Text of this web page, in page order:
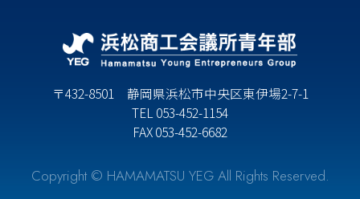
〒432-8501 静岡県浜松市中央区東伊場2-7-1
TEL 053-452-1154
FAX 053-452-6682
Copyright © HAMAMATSU YEG All Rights Reserved.